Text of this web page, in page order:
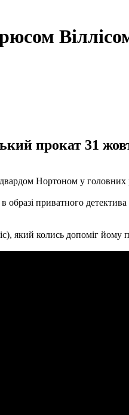
прокат 31
Нортоном у головних
приватного
який колись допоміг